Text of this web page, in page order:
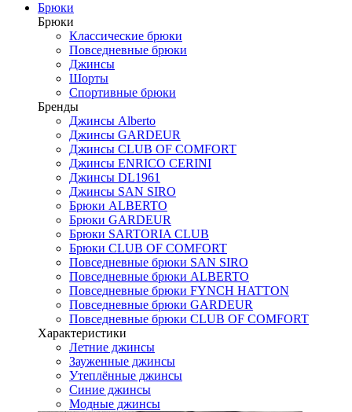
Брюки
Брюки
Классические брюки
Повседневные брюки
Джинсы
Шорты
Спортивные брюки
Бренды
Джинсы Alberto
Джинсы GARDEUR
Джинсы CLUB OF COMFORT
Джинсы ENRICO CERINI
Джинсы DL1961
Джинсы SAN SIRO
Брюки ALBERTO
Брюки GARDEUR
Брюки SARTORIA CLUB
Брюки CLUB OF COMFORT
Повседневные брюки SAN SIRO
Повседневные брюки ALBERTO
Повседневные брюки FYNCH HATTON
Повседневные брюки GARDEUR
Повседневные брюки CLUB OF COMFORT
Характеристики
Летние джинсы
Зауженные джинсы
Утеплённые джинсы
Синие джинсы
Модные джинсы